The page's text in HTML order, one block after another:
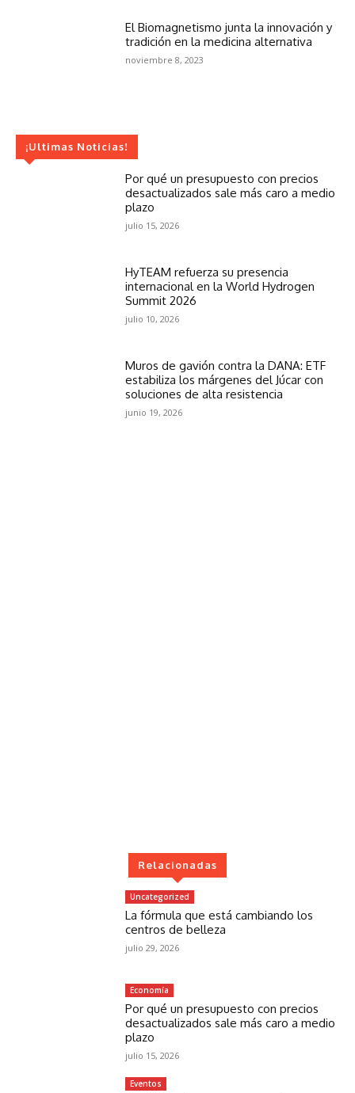
El Biomagnetismo junta la innovación y
tradición en la medicina alternativa
noviembre 8, 2023
¡Ultimas Noticias!
Por qué un presupuesto con precios
desactualizados sale más caro a medio
plazo
julio 15, 2026
HyTEAM refuerza su presencia
internacional en la World Hydrogen
Summit 2026
julio 10, 2026
Muros de gavión contra la DANA: ETF
estabiliza los márgenes del Júcar con
soluciones de alta resistencia
junio 19, 2026
Relacionadas
Uncategorized
La fórmula que está cambiando los
centros de belleza
julio 29, 2026
Economía
Por qué un presupuesto con precios
desactualizados sale más caro a medio
plazo
julio 15, 2026
Eventos